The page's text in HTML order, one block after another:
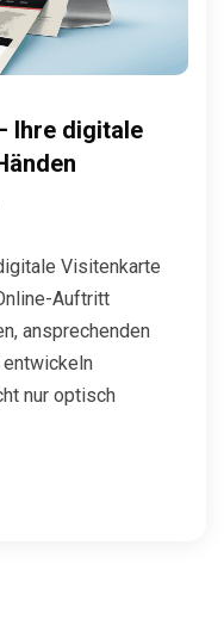
Ihre digitale
Visitenkarte
Auftritt
ansprechenden
nur optisch